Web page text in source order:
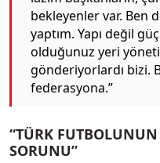
bekleyenler var. Ben
yaptım. Yapı değil
olduğunuz yeri
gönderiyorlardı bizi.
federasyona.”
“TÜRK
SORUNU”